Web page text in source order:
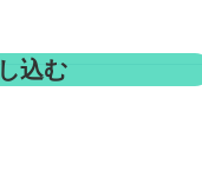
込む